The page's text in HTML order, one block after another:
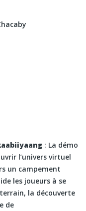
: La démo
l’univers virtuel
un campement
les joueurs à se
la découverte
de